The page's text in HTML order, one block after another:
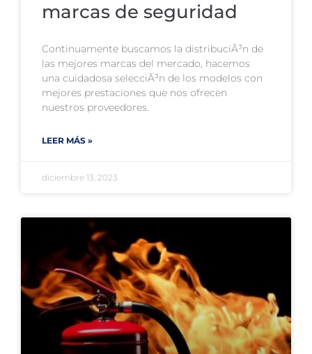
marcas de seguridad
Continuamente buscamos la distribuciÃ³n de
las mejores marcas del mercado, hacemos
una cuidadosa selecciÃ³n de los modelos con
mejores prestaciones que nos ofrecen
nuestros proveedores.
LEER MÁS »
diciembre 13, 2023